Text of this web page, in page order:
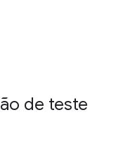
de teste